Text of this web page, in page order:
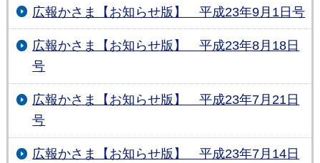
広報かさま【お知らせ版】 平成23年9月1日号
広報かさま【お知らせ版】 平成23年8月18日
号
広報かさま【お知らせ版】 平成23年7月21日
号
広報かさま【お知らせ版】 平成23年7月14日